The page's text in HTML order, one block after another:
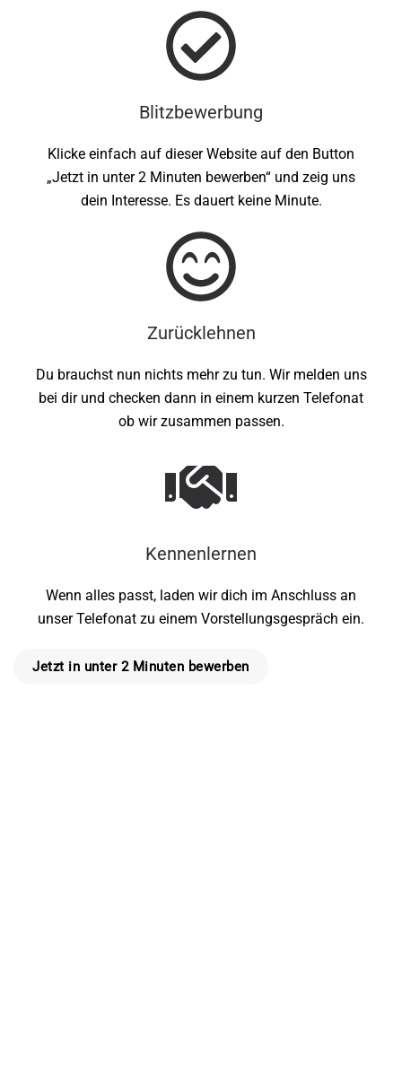
Blitzbewerbung
Klicke einfach auf dieser Website auf den Button
„Jetzt in unter 2 Minuten bewerben“ und zeig uns
dein Interesse. Es dauert keine Minute.
Zurücklehnen
Du brauchst nun nichts mehr zu tun. Wir melden uns
bei dir und checken dann in einem kurzen Telefonat
ob wir zusammen passen.
Kennenlernen
Wenn alles passt, laden wir dich im Anschluss an
unser Telefonat zu einem Vorstellungsgespräch ein.
Jetzt in unter 2 Minuten bewerben